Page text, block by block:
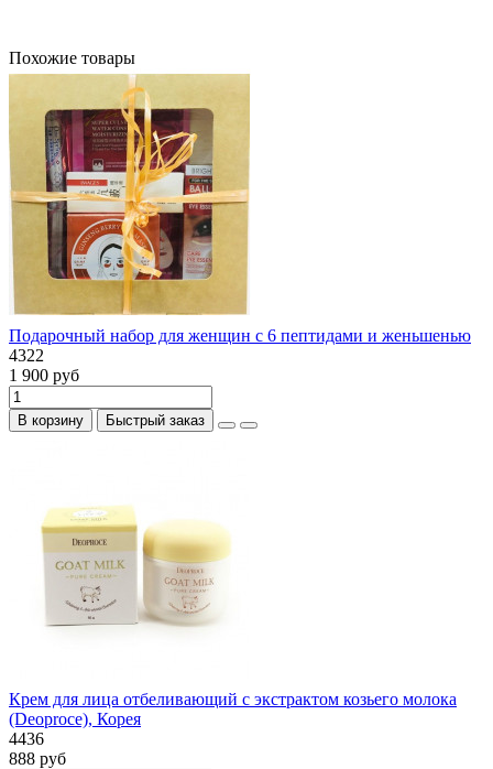
Похожие товары
Подарочный набор для женщин с 6 пептидами и женьшенью
4322
1 900 руб
В корзину Быстрый заказ
Крем для лица отбеливающий с экстрактом козьего молока
(Deoproce), Корея
4436
888 руб